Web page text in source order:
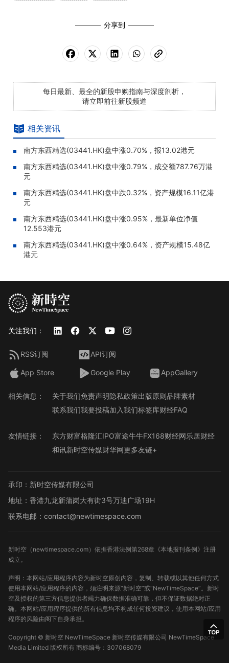
分享到
每日最新、最全的新股申购指南与深度剖析，
请立即前往新股频道
相关资讯
南方东西精选(03441.HK)盘中涨0.70%，报13.02港元
南方东西精选(03441.HK)盘中涨0.79%，成交额787.76万港
元
南方东西精选(03441.HK)盘中跌0.32%，资产规模16.11亿港
元
南方东西精选(03441.HK)盘中涨0.95%，最新单位净值
12.553港元
南方东西精选(03441.HK)盘中涨0.64%，资产规模15.48亿
港元
关注我们：
RSS订阅 API订阅
App Store Google Play AppGallery
相关信息： 关于我们免责声明隐私政策出版原则品牌素材
联系我们我要投稿加入我们标签库财经FAQ
友情链接： 东方财富格隆汇IPO富途牛牛FX168财经网乐居财经
和讯新时空传媒财华网更多友链+
承印：新时空传媒有限公司
地址：香港九龙新蒲岗大有街3号万迪广场19H
联系电邮：contact@newtimespace.com
新时空（ newtimespace.com）依据香港法例第268章《本地报刊条例》注册
成立。
声明：本网站/应用程序内容为新时空原创内容，复制、转载或以其他任何方式
使用本网站/应用程序的内容，须注明来源“新时空”或“NewTimeSpace”。新时
空及授权的第三方信息提供者竭力确保数据准确可靠，但不保证数据绝对正
确。本网站/应用程序提供的所有信息均不构成任何投资建议，使用本网站/应用
程序的风险由阁下自身承担。
Copyright © 新时空 NewTimeSpace 新时空传媒有限公司 NewTimeSpace
Media Limited 版权所有 商标编号：307068079